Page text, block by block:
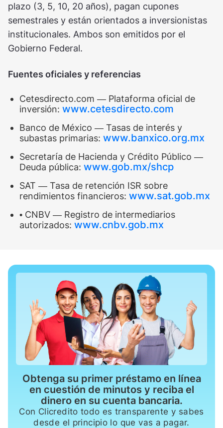
plazo (3, 5, 10, 20 años), pagan cupones
semestrales y están orientados a inversionistas
institucionales. Ambos son emitidos por el
Gobierno Federal.
Fuentes oficiales y referencias
Cetesdirecto.com — Plataforma oficial de
inversión: www.cetesdirecto.com
Banco de México — Tasas de interés y
subastas primarias: www.banxico.org.mx
Secretaría de Hacienda y Crédito Público —
Deuda pública: www.gob.mx/shcp
SAT — Tasa de retención ISR sobre
rendimientos financieros: www.sat.gob.mx
• CNBV — Registro de intermediarios
autorizados: www.cnbv.gob.mx
Obtenga su primer préstamo en línea
en cuestión de minutos y reciba el
dinero en su cuenta bancaria.
Con Clicredito todo es transparente y sabes
desde el principio lo que vas a pagar.